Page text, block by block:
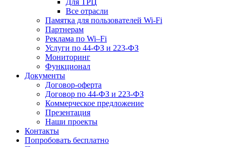
Для ТРЦ
Все отрасли
Памятка для пользователей Wi-Fi
Партнерам
Реклама по Wi–Fi
Услуги по 44-ФЗ и 223-ФЗ
Мониторинг
Функционал
Документы
Договор-оферта
Договор по 44-ФЗ и 223-ФЗ
Коммерческое предложение
Презентация
Наши проекты
Контакты
Попробовать бесплатно